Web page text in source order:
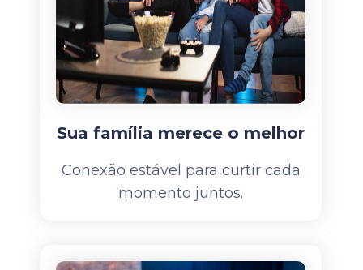
Sua família merece o melhor
Conexão estável para curtir cada
momento juntos.